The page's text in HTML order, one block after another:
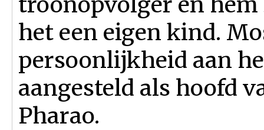
het een eigen kind.
persoonlijkheid aan
aangesteld als hoofd
Pharao.